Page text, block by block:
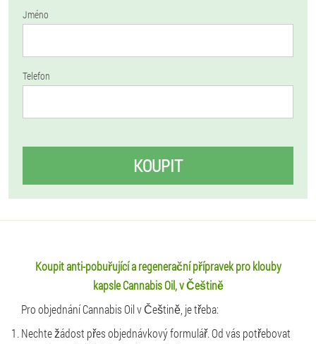
Jméno
Telefon
KOUPIT
Koupit anti-pobuřující a regenerační přípravek pro klouby
kapsle Cannabis Oil, v Češtině
Pro objednání Cannabis Oil v Češtině, je třeba:
Nechte žádost přes objednávkový formulář. Od vás potřebovat